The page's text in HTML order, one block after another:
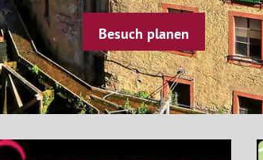
Besuch planen